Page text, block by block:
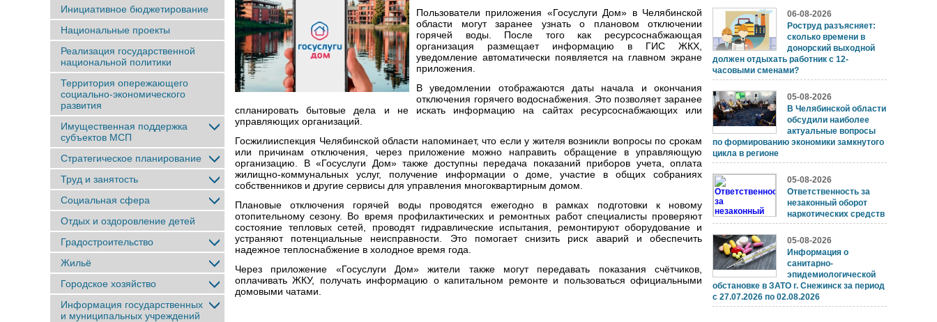
Инициативное бюджетирование
Национальные проекты
Реализация государственной
национальной политики
Территория опережающего
социально-экономического
развития
Имущественная поддержка
субъектов МСП
Стратегическое планирование
Труд и занятость
Социальная сфера
Отдых и оздоровление детей
Градостроительство
Жильё
Городское хозяйство
Информация государственных
и муниципальных учреждений
Пользователи приложения «Госуслуги Дом» в Челябинской
области могут заранее узнать о плановом отключении
горячей воды. После того как ресурсоснабжающая
организация размещает информацию в ГИС ЖКХ,
уведомление автоматически появляется на главном экране
приложения.
В уведомлении отображаются даты начала и окончания
отключения горячего водоснабжения. Это позволяет заранее
спланировать бытовые дела и не искать информацию на сайтах ресурсоснабжающих или
управляющих организаций.
Госжилииспекция Челябинской области напоминает, что если у жителя возникли вопросы по срокам
или причинам отключения, через приложение можно направить обращение в управляющую
организацию. В «Госуслуги Дом» также доступны передача показаний приборов учета, оплата
жилищно-коммунальных услуг, получение информации о доме, участие в общих собраниях
собственников и другие сервисы для управления многоквартирным домом.
Плановые отключения горячей воды проводятся ежегодно в рамках подготовки к новому
отопительному сезону. Во время профилактических и ремонтных работ специалисты проверяют
состояние тепловых сетей, проводят гидравлические испытания, ремонтируют оборудование и
устраняют потенциальные неисправности. Это помогает снизить риск аварий и обеспечить
надежное теплоснабжение в холодное время года.
Через приложение «Госуслуги Дом» жители также могут передавать показания счётчиков,
оплачивать ЖКУ, получать информацию о капитальном ремонте и пользоваться официальными
домовыми чатами.
06-08-2026
Роструд разъясняет:
сколько времени в
донорский выходной
должен отдыхать работник с 12-
часовыми сменами?
05-08-2026
В Челябинской области
обсудили наиболее
актуальные вопросы
по формированию экономики замкнутого
цикла в регионе
05-08-2026
Ответственность за
незаконный оборот
наркотических средств
05-08-2026
Информация о
санитарно-
эпидемиологической
обстановке в ЗАТО г. Снежинск за период
с 27.07.2026 по 02.08.2026